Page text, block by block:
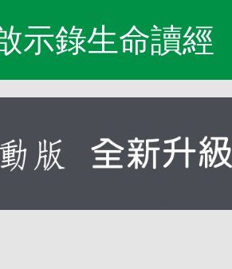
示錄生命讀經